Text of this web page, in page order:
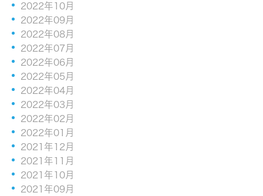
2022年10月
2022年09月
2022年08月
2022年07月
2022年06月
2022年05月
2022年04月
2022年03月
2022年02月
2022年01月
2021年12月
2021年11月
2021年10月
2021年09月